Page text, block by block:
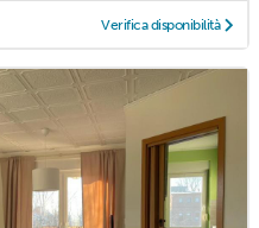
Verifica disponibilità